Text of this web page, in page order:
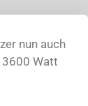
nun auch
Watt